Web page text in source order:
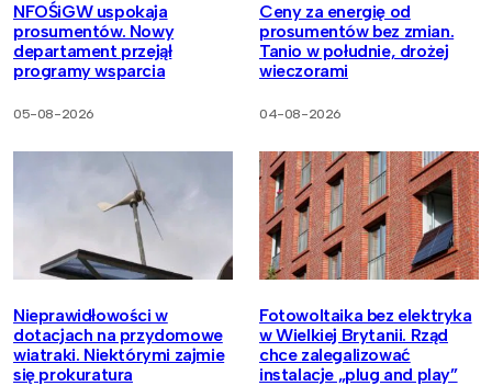
NFOŚiGW uspokaja
prosumentów. Nowy
departament przejął
programy wsparcia
05-08-2026
Ceny za energię od
prosumentów bez zmian.
Tanio w południe, drożej
wieczorami
04-08-2026
Nieprawidłowości w
dotacjach na przydomowe
wiatraki. Niektórymi zajmie
się prokuratura
Fotowoltaika bez elektryka
w Wielkiej Brytanii. Rząd
chce zalegalizować
instalacje „plug and play”